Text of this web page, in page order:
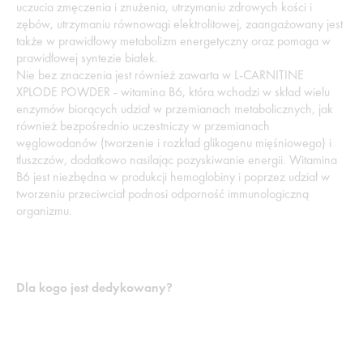
uczucia zmęczenia i znużenia, utrzymaniu zdrowych kości i
zębów, utrzymaniu równowagi elektrolitowej, zaangażowany jest
także w prawidłowy metabolizm energetyczny oraz pomaga w
prawidłowej syntezie białek.
Nie bez znaczenia jest również zawarta w L-CARNITINE
XPLODE POWDER - witamina B6, która wchodzi w skład wielu
enzymów biorących udział w przemianach metabolicznych, jak
również bezpośrednio uczestniczy w przemianach
węglowodanów (tworzenie i rozkład glikogenu mięśniowego) i
tłuszczów, dodatkowo nasilając pozyskiwanie energii. Witamina
B6 jest niezbędna w produkcji hemoglobiny i poprzez udział w
tworzeniu przeciwciał podnosi odporność immunologiczną
organizmu.
Dla kogo jest dedykowany?